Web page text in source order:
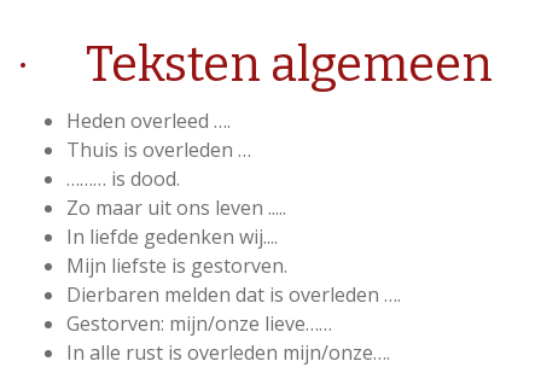
· Teksten algemeen
Heden overleed ….
Thuis is overleden …
……… is dood.
Zo maar uit ons leven .....
In liefde gedenken wij....
Mijn liefste is gestorven.
Dierbaren melden dat is overleden ….
Gestorven: mijn/onze lieve……
In alle rust is overleden mijn/onze….